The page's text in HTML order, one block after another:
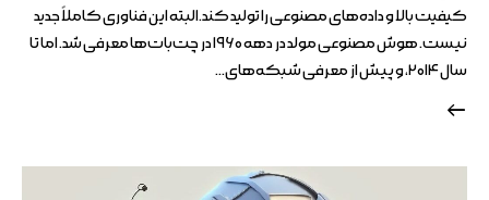
کیفیت بالا و داده‌های مصنوعی را تولید کند.البته این فناوری کاملاً جدید
نیست. هوش مصنوعی مولد در دهه ۱۹۶۰ در چت‌بات‌ها معرفی شد. اما تا
سال ۲۰۱۴، و پیش از معرفی شبکه‌های…